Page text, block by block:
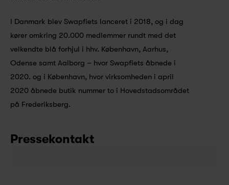
I Danmark blev Swapfiets lanceret i 2018, og i dag
kører omkring 20.000 medlemmer rundt med det
velkendte blå forhjul i hhv. København, Aarhus,
Odense samt Aalborg – hvor Swapfiets åbnede i
2020. og i København, hvor virksomheden i april
2020 åbnede butik nummer to i Hovedstadsområdet
på Frederiksberg.
Pressekontakt